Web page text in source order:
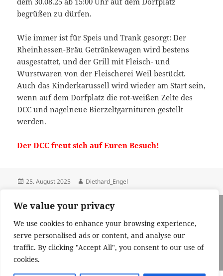
We value your privacy
We use cookies to enhance your browsing experience,
serve personalised ads or content, and analyse our
traffic. By clicking "Accept All", you consent to our use of
cookies.
begrüßen zu dürfen.
Wie immer ist für Speis und Trank gesorgt: Der
Rheinhessen-Bräu Getränkewagen wird bestens
ausgestattet, und der Grill mit Fleisch- und
Wurstwaren von der Fleischerei Weil bestückt.
Auch das Kinderkarussell wird wieder am Start sein,
wenn auf dem Dorfplatz die rot-weißen Zelte des
DCC und nagelneue Bierzeltgarnituren gestellt
werden.
Der DCC freut sich auf Euren Besuch!
Veröffentlicht
25. August 2025 Autor
Diethard_Engel
Beitragsnavigation
VORHERIGER
DCC Logo schmückt Stromkasten
NÄCHSTER
Nächster
Ausflug des DCC-Lerchenrats